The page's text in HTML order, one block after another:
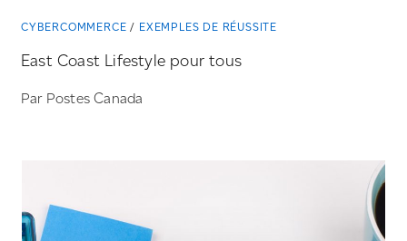
CYBERCOMMERCE EXEMPLES DE RÉUSSITE
East Coast Lifestyle pour tous
Par Postes Canada